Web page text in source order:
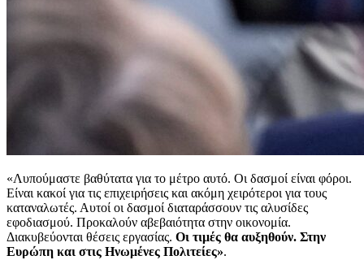
«Λυπούμαστε βαθύτατα για το μέτρο αυτό. Οι δασμοί είναι φόροι.
Είναι κακοί για τις επιχειρήσεις και ακόμη χειρότεροι για τους
καταναλωτές. Αυτοί οι δασμοί διαταράσσουν τις αλυσίδες
εφοδιασμού. Προκαλούν αβεβαιότητα στην οικονομία.
Διακυβεύονται θέσεις εργασίας. Οι τιμές θα αυξηθούν. Στην
Ευρώπη και στις Ηνωμένες Πολιτείες».